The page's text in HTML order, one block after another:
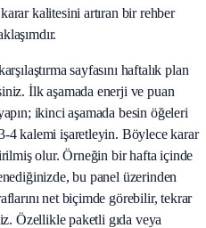
kalitesini artıran bir rehber
sayfasını haftalık plan
İlk aşamada enerji ve puan
ikinci aşamada besin öğeleri
4 kalemi işaretleyin. Böylece karar
olur. Örneğin bir hafta içinde
bu panel üzerinden
net biçimde görebilir, tekrar
Özellikle paketli gıda veya